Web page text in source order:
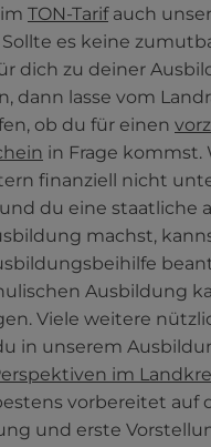
TON-Tarifauch
es keine
dich zu deiner
dann lasse vom
ob du für einen
in Frage kommst.
finanziell nicht
du eine staatliche
machst,
Ausbildung
Viele weitere
in unserem
im
vorbereitet auf
und erste